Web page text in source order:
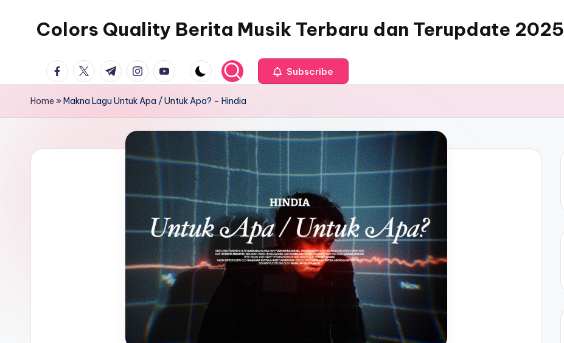
Colors Quality Berita Musik Terbaru dan Terupdate 2025
facebook.com
twitter.com
t.me instagram.com
youtube.com Subscribe
Home »Makna Lagu Untuk Apa / Untuk Apa? – Hindia